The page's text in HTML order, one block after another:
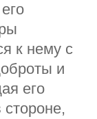
к нему с
и
его